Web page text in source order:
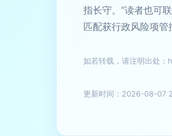
指长守。”读者也可
匹配获行政风险项管
如若转载，请注明出处
更新时间：2026-08-07